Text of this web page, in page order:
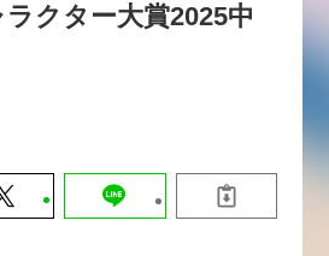
【8/12開催】「イノベーションを
クター大賞2025中